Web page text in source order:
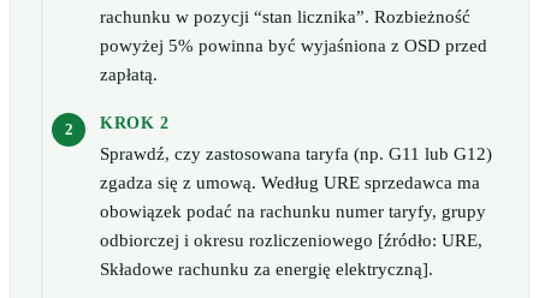
rachunku w pozycji “stan licznika”. Rozbieżność
powyżej 5% powinna być wyjaśniona z OSD przed
zapłatą.
KROK 2
Sprawdź, czy zastosowana taryfa (np. G11 lub G12)
zgadza się z umową. Według URE sprzedawca ma
obowiązek podać na rachunku numer taryfy, grupy
odbiorczej i okresu rozliczeniowego [źródło: URE,
Składowe rachunku za energię elektryczną].